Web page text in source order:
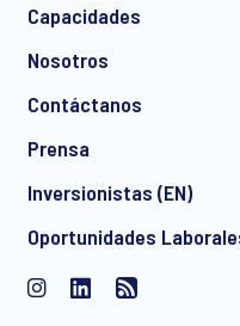
electrónico de manera
incluidas invitaciones
Ipsos. Puede retirar
momento con efecto
Capacidades
Nosotros
Contáctanos
Prensa
Inversionistas (EN)
Oportunidades